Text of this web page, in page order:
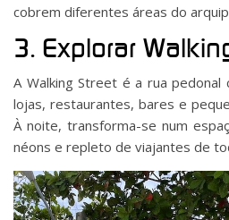
cobrem diferentes áreas do
3. Explorar
A Walking Street é a rua
lojas, restaurantes, bares e
À noite, transforma-se num
néons e repleto de viajantes de